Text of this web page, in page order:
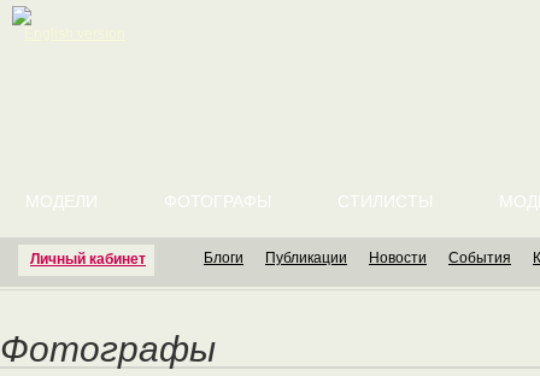
Личный кабинет
МОДЕЛИ ФОТОГРАФЫ СТИЛИСТЫ
Блоги Публикации Новости События
Фотографы